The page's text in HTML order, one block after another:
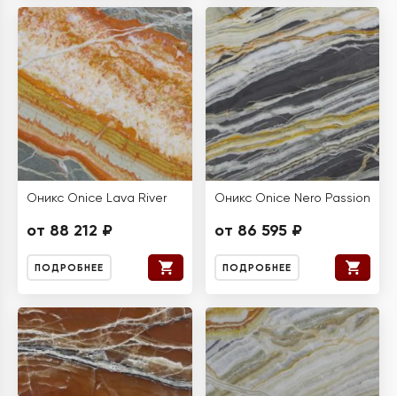
Оникс Onice Lava River
от 88 212 ₽
ПОДРОБНЕЕ
Оникс Onice Nero Passion
от 86 595 ₽
ПОДРОБНЕЕ